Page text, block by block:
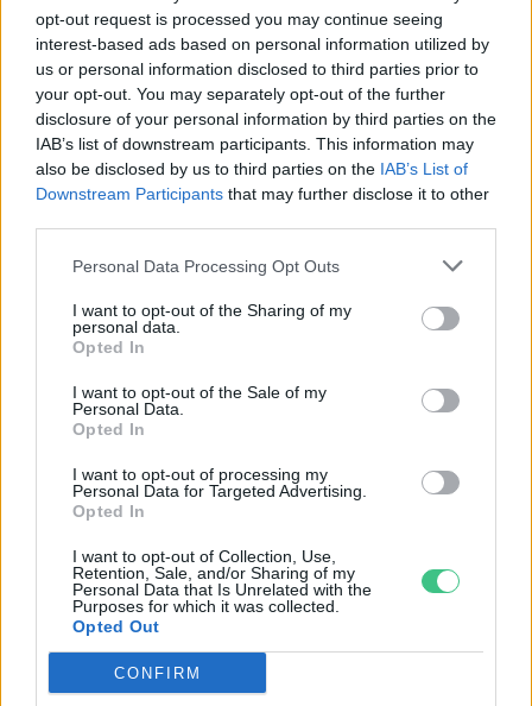
opt-out request is processed you may continue seeing
interest-based ads based on personal information utilized by
us or personal information disclosed to third parties prior to
your opt-out. You may separately opt-out of the further
disclosure of your personal information by third parties on the
IAB’s list of downstream participants. This information may
also be disclosed by us to third parties on the IAB’s List of
Downstream Participants that may further disclose it to other
Personal Data Processing Opt Outs
I want to opt-out of the Sharing of my
personal data.
Opted In
I want to opt-out of the Sale of my
Personal Data.
Opted In
I want to opt-out of processing my
Personal Data for Targeted Advertising.
Opted In
I want to opt-out of Collection, Use,
Retention, Sale, and/or Sharing of my
Personal Data that Is Unrelated with the
Purposes for which it was collected.
Opted Out
CONFIRM
Születésnapi programokkal várja a
hétvégén a közönséget a 160 éves
Fővárosi Állatkert
ÉLŐ BOLYGÓNK
Szedd magad őszibarack: itt vannak
a legjobb lelőhelyek!
SZEMLE
Négy éven belül valósággá válhatnak az
elektromos repülőjáratok Európában